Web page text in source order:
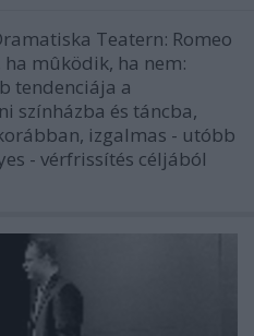
Teatern: Romeo
ha mûködik, ha nem:
tendenciája a
színházba és táncba,
izgalmas - utóbb
- vérfrissítés céljából